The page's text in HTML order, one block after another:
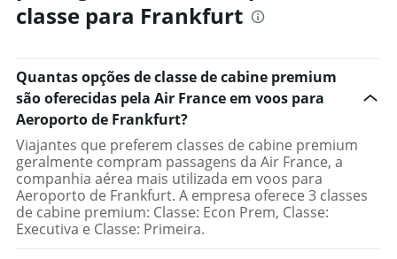
classe para Frankfurt
Quantas opções de classe de cabine premium
são oferecidas pela Air France em voos para
Aeroporto de Frankfurt?
Viajantes que preferem classes de cabine premium
geralmente compram passagens da Air France, a
companhia aérea mais utilizada em voos para
Aeroporto de Frankfurt. A empresa oferece 3 classes
de cabine premium: Classe: Econ Prem, Classe:
Executiva e Classe: Primeira.